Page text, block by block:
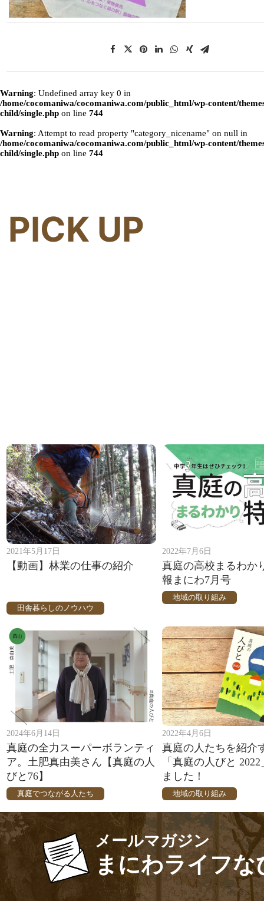
Warning: Undefined array key 0 in
/home/cocomaniwa/cocomaniwa.com/public_html/wp-content/
child/single.php on line 744
Warning: Attempt to read property "category_nicename" on null in
/home/cocomaniwa/cocomaniwa.com/public_html/wp-content/
child/single.php on line 744
PICK UP
2021年5月17日
【動画】林業の仕事の紹介
田舎暮らしのノウハウ
2022年7月6日
真庭の高校まるわか
報まにわ7月号
地域の取り組み
2024年6月14日
真庭の全力スーパーボランティ
ア。土肥真由美さん【真庭の人
びと76】
真庭でつながる人たち
2022年4月6日
真庭の人たちを紹介
「真庭の人びと
ました！
地域の取り組み
メールマガジン
まにわライフな